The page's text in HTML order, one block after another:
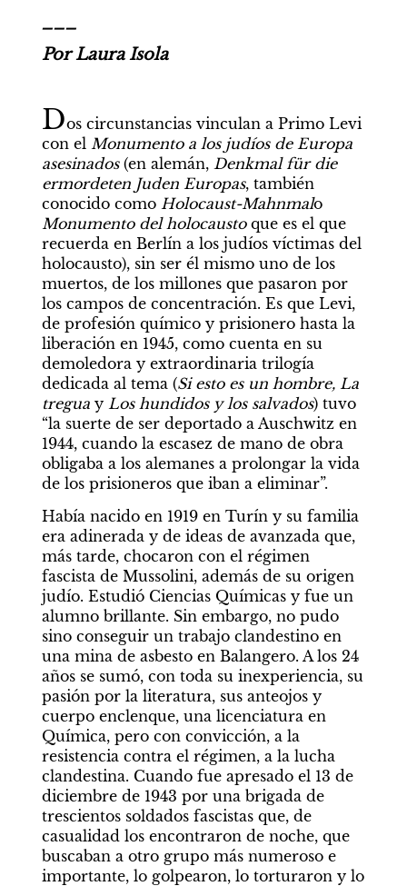
Por Laura Isola
Dos circunstancias vinculan a Primo Levi
con el Monumento a los judíos de Europa
asesinados (en alemán, Denkmal für die
ermordeten Juden Europas, también
conocido como Holocaust-Mahnmal o
Monumento del holocausto que es el que
recuerda en Berlín a los judíos víctimas del
holocausto), sin ser él mismo uno de los
muertos, de los millones que pasaron por
los campos de concentración. Es que Levi,
de profesión químico y prisionero hasta la
liberación en 1945, como cuenta en su
demoledora y extraordinaria trilogía
dedicada al tema (Si esto es un hombre, La
tregua y Los hundidos y los salvados) tuvo
“la suerte de ser deportado a Auschwitz en
1944, cuando la escasez de mano de obra
obligaba a los alemanes a prolongar la vida
de los prisioneros que iban a eliminar”.
Había nacido en 1919 en Turín y su familia
era adinerada y de ideas de avanzada que,
más tarde, chocaron con el régimen
fascista de Mussolini, además de su origen
judío. Estudió Ciencias Químicas y fue un
alumno brillante. Sin embargo, no pudo
sino conseguir un trabajo clandestino en
una mina de asbesto en Balangero. A los 24
años se sumó, con toda su inexperiencia, su
pasión por la literatura, sus anteojos y
cuerpo enclenque, una licenciatura en
Química, pero con convicción, a la
resistencia contra el régimen, a la lucha
clandestina. Cuando fue apresado el 13 de
diciembre de 1943 por una brigada de
trescientos soldados fascistas que, de
casualidad los encontraron de noche, que
buscaban a otro grupo más numeroso e
importante, lo golpearon, lo torturaron y lo